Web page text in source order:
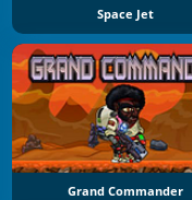
Space Jet
Grand Commander